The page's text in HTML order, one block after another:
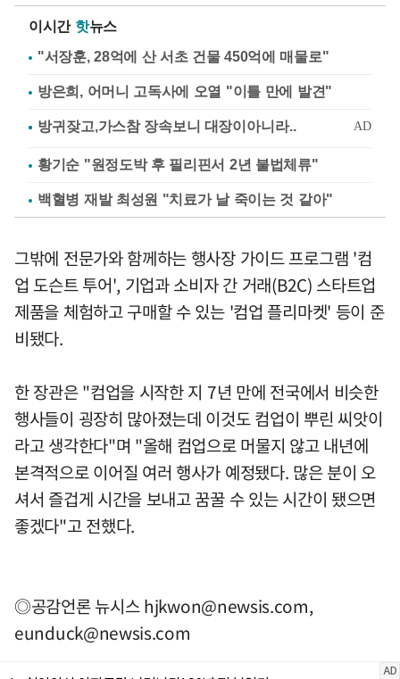
이시간 핫뉴스
"서장훈, 28억에 산 서초 건물 450억에 매물로"
방은희, 어머니 고독사에 오열 "이틀 만에 발견"
황기순 "원정도박 후 필리핀서 2년 불법체류"
백혈병 재발 최성원 "치료가 날 죽이는 것 같아"
그밖에 전문가와 함께하는 행사장 가이드 프로그램 '컴
업 도슨트 투어', 기업과 소비자 간 거래(B2C) 스타트업
제품을 체험하고 구매할 수 있는 '컴업 플리마켓' 등이 준
비됐다.
한 장관은 "컴업을 시작한 지 7년 만에 전국에서 비슷한
행사들이 굉장히 많아졌는데 이것도 컴업이 뿌린 씨앗이
라고 생각한다"며 "올해 컴업으로 머물지 않고 내년에
본격적으로 이어질 여러 행사가 예정됐다. 많은 분이 오
셔서 즐겁게 시간을 보내고 꿈꿀 수 있는 시간이 됐으면
좋겠다"고 전했다.
◎공감언론 뉴시스hjkwon@newsis.com,
eunduck@newsis.com